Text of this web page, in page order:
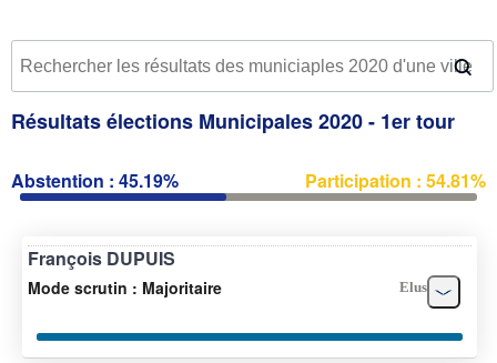
Résultats élections Municipales 2020 - 1er tour
Abstention : 45.19% Participation : 54.81%
François DUPUIS
Mode scrutin : Majoritaire Elus